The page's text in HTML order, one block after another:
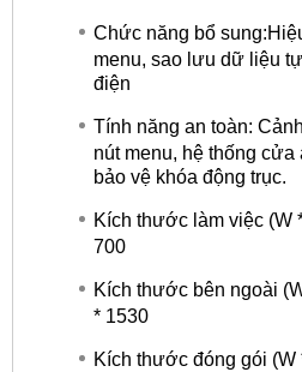
Chức năng bổ
menu, sao lưu dữ liệu
điện
Tính năng an toàn:
nút menu, hệ thống cửa
bảo vệ khóa động trục.
Kích thước làm việc (W
700
Kích thước bên ngoài
* 1530
Kích thước đóng gói (W